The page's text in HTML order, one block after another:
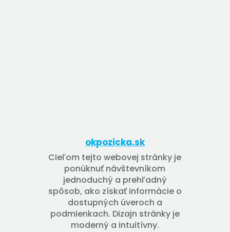
okpozicka.sk
Cieľom tejto webovej stránky je
ponúknuť návštevníkom
jednoduchý a prehľadný
spôsob, ako získať informácie o
dostupných úveroch a
podmienkach. Dizajn stránky je
moderný a intuitívny.